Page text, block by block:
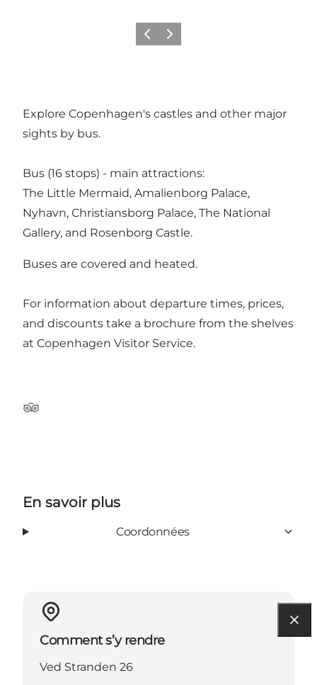
PrécédentSuivant
Explore Copenhagen's castles and other major
sights by bus.
Bus (16 stops) - main attractions:
The Little Mermaid, Amalienborg Palace,
Nyhavn, Christiansborg Palace, The National
Gallery, and Rosenborg Castle.
Buses are covered and heated.
For information about departure times, prices,
and discounts take a brochure from the shelves
at Copenhagen Visitor Service.
Tripadvisor
En savoir plus
Coordonnées
Comment s’y rendre
Ved Stranden 26